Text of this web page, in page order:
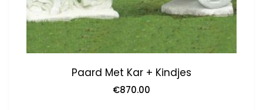
Paard Met Kar + Kindjes
€870.00